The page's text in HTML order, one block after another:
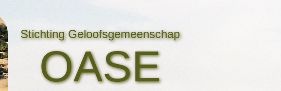
Stichting Geloofsgemeenschap
OASE